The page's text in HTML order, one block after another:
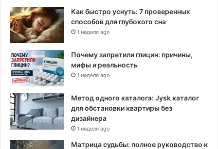
Как быстро уснуть: 7 проверенных
способов для глубокого сна
1 неделя ago
Почему запретили глицин: причины,
мифы и реальность
1 неделя ago
Метод одного каталога: Jysk каталог
для обстановки квартиры без
дизайнера
1 неделя ago
Матрица судьбы: полное руководство к